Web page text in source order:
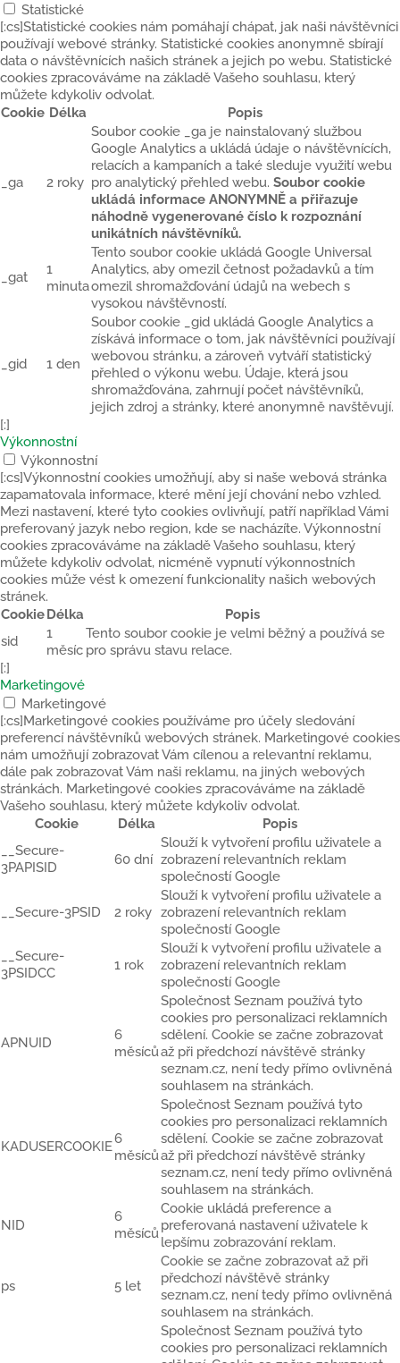
Statistické
[:cs]Statistické cookies nám pomáhají chápat, jak naši návštěvníci
používají webové stránky. Statistické cookies anonymně sbírají
data o návštěvnících našich stránek a jejich po webu. Statistické
cookies zpracováváme na základě Vašeho souhlasu, který
můžete kdykoliv odvolat.
Cookie Délka Popis
_ga 2 roky
Soubor cookie _ga je nainstalovaný službou
Google Analytics a ukládá údaje o návštěvnících,
relacích a kampaních a také sleduje využití webu
pro analytický přehled webu. Soubor cookie
ukládá informace ANONYMNĚ a přiřazuje
náhodně vygenerované číslo k rozpoznání
unikátních návštěvníků.
_gat
1
minuta
Tento soubor cookie ukládá Google Universal
Analytics, aby omezil četnost požadavků a tím
omezil shromažďování údajů na webech s
vysokou návštěvností.
_gid 1 den
Soubor cookie _gid ukládá Google Analytics a
získává informace o tom, jak návštěvníci používají
webovou stránku, a zároveň vytváří statistický
přehled o výkonu webu. Údaje, která jsou
shromažďována, zahrnují počet návštěvníků,
jejich zdroj a stránky, které anonymně navštěvují.
[:]
Výkonnostní
Výkonnostní
[:cs]Výkonnostní cookies umožňují, aby si naše webová stránka
zapamatovala informace, které mění její chování nebo vzhled.
Mezi nastavení, které tyto cookies ovlivňují, patří například Vámi
preferovaný jazyk nebo region, kde se nacházíte. Výkonnostní
cookies zpracováváme na základě Vašeho souhlasu, který
můžete kdykoliv odvolat, nicméně vypnutí výkonnostních
cookies může vést k omezení funkcionality našich webových
stránek.
CookieDélka
Popis
sid
1
měsíc
Tento soubor cookie je velmi běžný a používá se
pro správu stavu relace.
[:]
Marketingové
Marketingové
[:cs]Marketingové cookies používáme pro účely sledování
preferencí návštěvníků webových stránek. Marketingové cookies
nám umožňují zobrazovat Vám cílenou a relevantní reklamu,
dále pak zobrazovat Vám naši reklamu, na jiných webových
stránkách. Marketingové cookies zpracováváme na základě
Vašeho souhlasu, který můžete kdykoliv odvolat.
Cookie
Délka
Popis
__Secure-
3PAPISID
60 dní
Slouží k vytvoření profilu uživatele a
zobrazení relevantních reklam
společností Google
__Secure-3PSID 2 roky
Slouží k vytvoření profilu uživatele a
zobrazení relevantních reklam
společností Google
__Secure-
3PSIDCC
1 rok
Slouží k vytvoření profilu uživatele a
zobrazení relevantních reklam
společností Google
APNUID
6
měsíců
Společnost Seznam používá tyto
cookies pro personalizaci reklamních
sdělení. Cookie se začne zobrazovat
až při předchozí návštěvě stránky
seznam.cz, není tedy přímo ovlivněná
souhlasem na stránkách.
KADUSERCOOKIE6
měsíců
Společnost Seznam používá tyto
cookies pro personalizaci reklamních
sdělení. Cookie se začne zobrazovat
až při předchozí návštěvě stránky
seznam.cz, není tedy přímo ovlivněná
souhlasem na stránkách.
NID
6
měsíců
Cookie ukládá preference a
preferovaná nastavení uživatele k
lepšímu zobrazování reklam.
ps 5 let
Cookie se začne zobrazovat až při
předchozí návštěvě stránky
seznam.cz, není tedy přímo ovlivněná
souhlasem na stránkách.
Společnost Seznam používá tyto
cookies pro personalizaci reklamních